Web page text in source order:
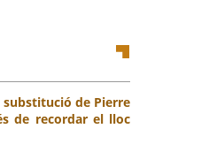
substitució de Pierre
de recordar el lloc